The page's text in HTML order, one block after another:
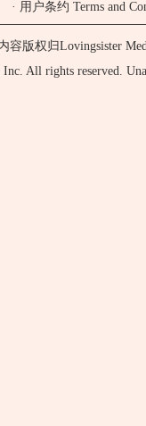
· 用户条约 Terms and
容版权归Lovingsister
All rights reserved.